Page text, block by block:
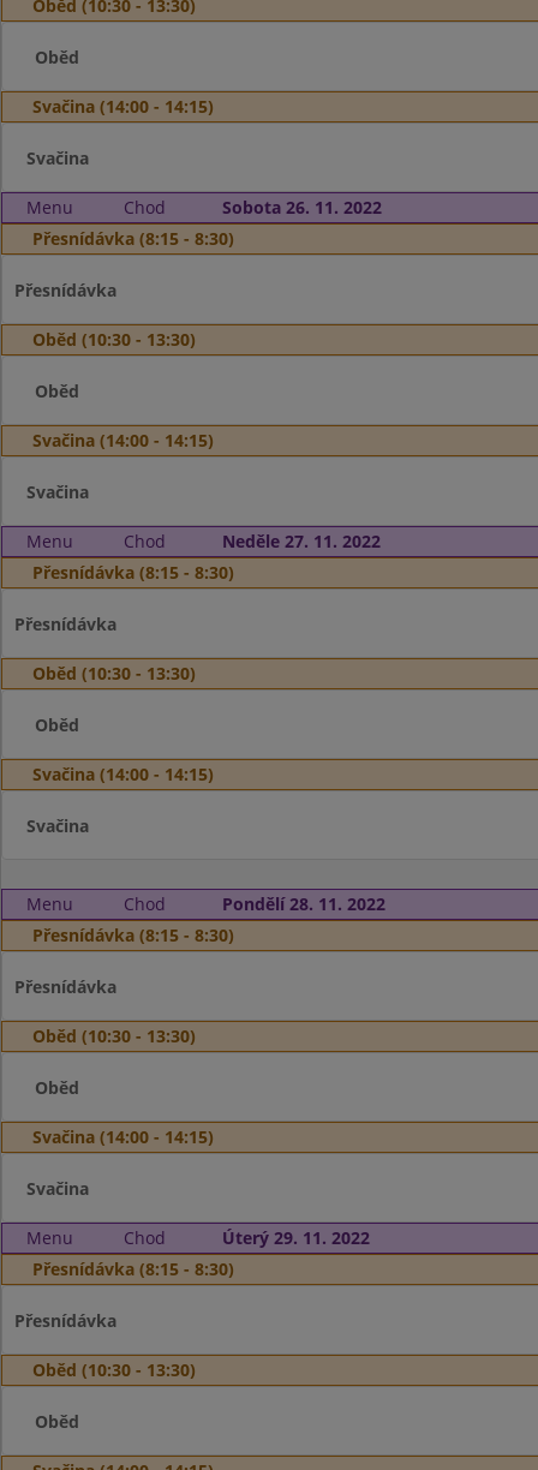
Oběd (10:30 - 13:30)
Oběd
Svačina (14:00 - 14:15)
Svačina
Menu Chod
Sobota 26. 11. 2022
Přesnídávka (8:15 - 8:30)
Přesnídávka
Oběd (10:30 - 13:30)
Oběd
Svačina (14:00 - 14:15)
Svačina
Menu Chod
Neděle 27. 11. 2022
Přesnídávka (8:15 - 8:30)
Přesnídávka
Oběd (10:30 - 13:30)
Oběd
Svačina (14:00 - 14:15)
Svačina
Menu Chod
Pondělí 28. 11. 2022
Přesnídávka (8:15 - 8:30)
Přesnídávka
Oběd (10:30 - 13:30)
Oběd
Svačina (14:00 - 14:15)
Svačina
Menu Chod
Úterý 29. 11. 2022
Přesnídávka (8:15 - 8:30)
Přesnídávka
Oběd (10:30 - 13:30)
Oběd